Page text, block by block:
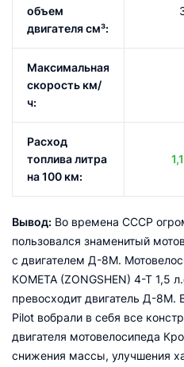
объем
двигателя см³:
Максимальная
скорость км/
ч:
Расход
топлива литра
на 100 км:
Вывод: Во времена СССР
пользовался знаменитый
с двигателем Д-8М.
КОМЕТА (ZONGSHEN) 4-Т 1,5
превосходит двигатель Д-8М.
Pilot вобрали в себя все
двигателя мотовелосипеда
снижения массы, улучшения